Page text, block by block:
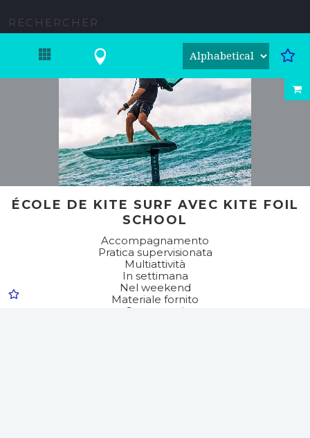
ÉCOLE DE KITE SURF AVEC KITE FOIL
SCHOOL
Accompagnamento
Pratica supervisionata
Multiattività
In settimana
Nel weekend
Materiale fornito
Sport aerei